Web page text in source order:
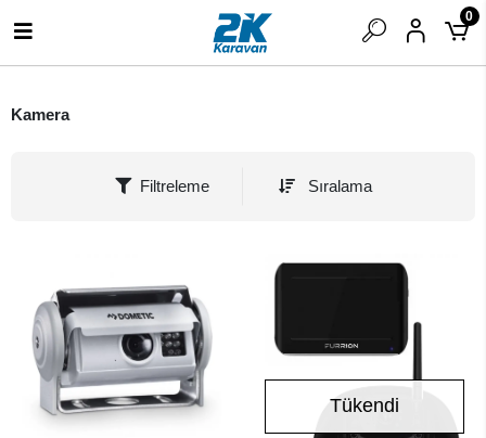
0
Kamera
Filtreleme Sıralama
Tükendi